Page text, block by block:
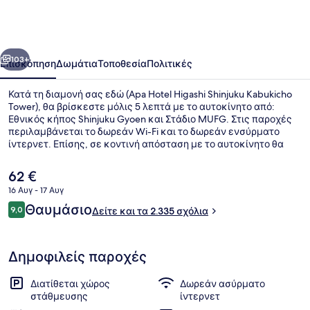
Tower
Δημόσια λουτρά
Επόμενο
103+
ΕπισκόπησηΔωμάτιαΤοποθεσίαΠολιτικές
Κατά τη διαμονή σας εδώ (Apa Hotel Higashi Shinjuku Kabukicho
Tower), θα βρίσκεστε μόλις 5 λεπτά με το αυτοκίνητο από:
Εθνικός κήπος Shinjuku Gyoen και Στάδιο MUFG. Στις παροχές
περιλαμβάνεται το δωρεάν Wi-Fi και το δωρεάν ενσύρματο
ίντερνετ. Επίσης, σε κοντινή απόσταση με το αυτοκίνητο θα
Dome (στάδιο). Άλλοι ταξιδιώτες λένε καλά πράγματα για το
εξυπηρετικό προσωπικό και την τοποθεσία. Τα μέσα μαζικής
μεταφοράς είναι σε πολύ κοντινή απόσταση με τα πόδια: το
σημείο επιβίβασης Σταθμός Higashi-shinjuku βρίσκεται σε
απόσταση 4 λεπτών και το σημείο επιβίβασης Σταθμός
Η
τρέχουσα
τιμή
είναι
62 €
16 Αυγ - 17 Αυγ
Σχόλια
9,09,0 στα 10
ΘαυμάσιοΔείτε και τα 2.335 σχόλια
Δημοφιλείς παροχές
Διατίθεται χώρος
στάθμευσης
Δωρεάν ασύρματο
ίντερνετ